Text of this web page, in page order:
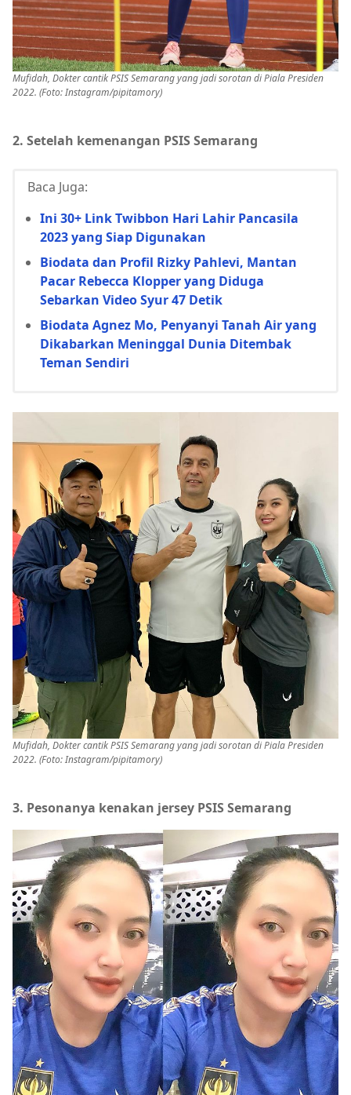
Mufidah, Dokter cantik PSIS Semarang yang jadi sorotan di Piala Presiden
2022. (Foto: Instagram/pipitamory)
2. Setelah kemenangan PSIS Semarang
Baca Juga:
Ini 30+ Link Twibbon Hari Lahir Pancasila
2023 yang Siap Digunakan
Biodata dan Profil Rizky Pahlevi, Mantan
Pacar Rebecca Klopper yang Diduga
Sebarkan Video Syur 47 Detik
Biodata Agnez Mo, Penyanyi Tanah Air yang
Dikabarkan Meninggal Dunia Ditembak
Teman Sendiri
Mufidah, Dokter cantik PSIS Semarang yang jadi sorotan di Piala Presiden
2022. (Foto: Instagram/pipitamory)
3. Pesonanya kenakan jersey PSIS Semarang